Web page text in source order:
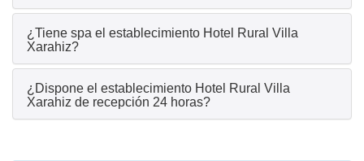
¿Tiene spa el establecimiento Hotel Rural Villa
Xarahiz?
¿Dispone el establecimiento Hotel Rural Villa
Xarahiz de recepción 24 horas?